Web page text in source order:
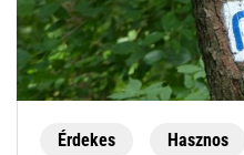
Érdekes Hasznos